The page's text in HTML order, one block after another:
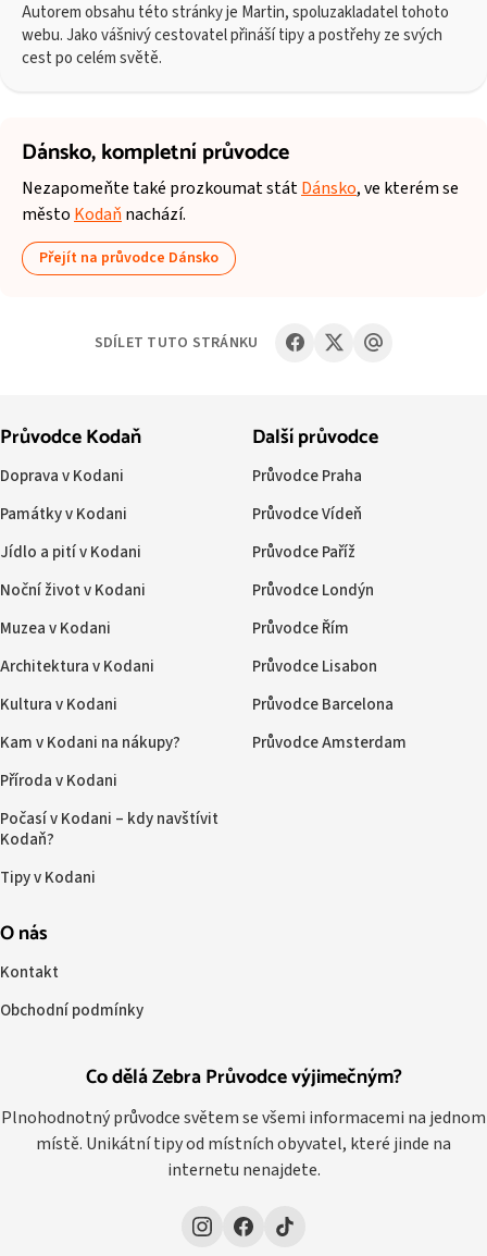
Autorem obsahu této stránky je Martin, spoluzakladatel tohoto
webu. Jako vášnivý cestovatel přináší tipy a postřehy ze svých
cest po celém světě.
Dánsko,kompletní průvodce
Nezapomeňte také prozkoumat státDánsko, ve kterém se
město Kodaň nachází.
Přejít na průvodce Dánsko
SDÍLET TUTO STRÁNKU
Co dělá Zebra Průvodce výjimečným?
Plnohodnotný průvodce světem se všemi informacemi na jednom
místě. Unikátní tipy od místních obyvatel, které jinde na
internetu nenajdete.
Průvodce Kodaň
Doprava v Kodani
Památky v Kodani
Jídlo a pití v Kodani
Noční život v Kodani
Muzea v Kodani
Architektura v Kodani
Kultura v Kodani
Kam v Kodani na nákupy?
Příroda v Kodani
Počasí v Kodani – kdy navštívit
Kodaň?
Tipy v Kodani
Další průvodce
Průvodce Praha
Průvodce Vídeň
Průvodce Paříž
Průvodce Londýn
Průvodce Řím
Průvodce Lisabon
Průvodce Barcelona
Průvodce Amsterdam
O nás
Kontakt
Obchodní podmínky